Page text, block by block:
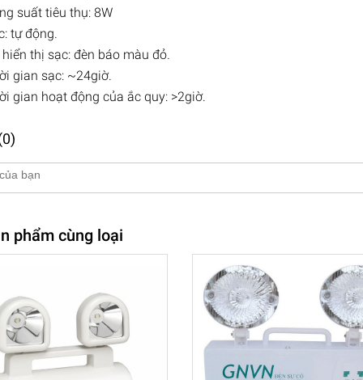
suất tiêu thụ: 8W
tự động.
hiển thị sạc: đèn báo màu đỏ.
gian sạc: ~24giờ.
gian hoạt động của ắc quy: >2giờ.
phẩm cùng loại